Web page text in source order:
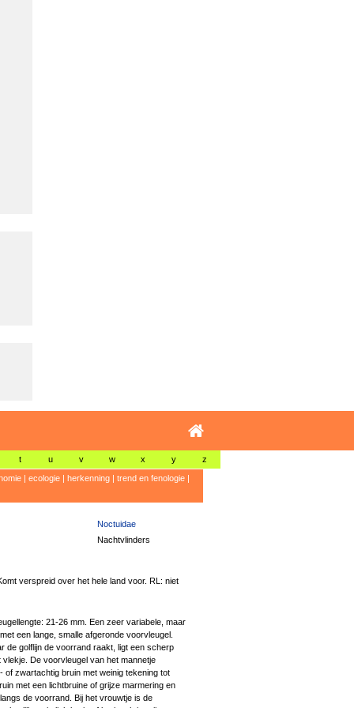
t u v w x y z
| ecologie| herkenning| trend en fenologie|
Noctuidae
Nachtvlinders
verspreid over het hele land voor. RL: niet
21-26 mm. Een zeer variabele, maar
een lange, smalle afgeronde voorvleugel.
de golflijn de voorrand raakt, ligt een scherp
De voorvleugel van het mannetje
of zwartachtig bruin met weinig tekening tot
met een lichtbruine of grijze marmering en
de voorrand. Bij het vrouwtje is de